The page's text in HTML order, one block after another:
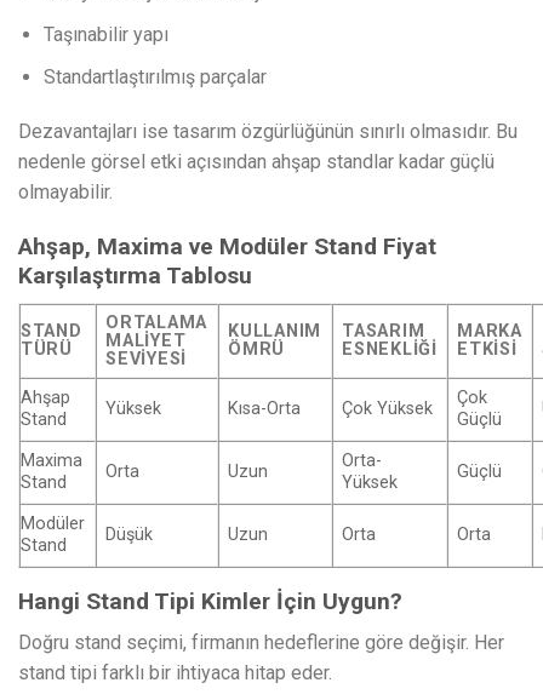
Taşınabilir yapı
Standartlaştırılmış parçalar
Dezavantajları ise tasarım özgürlüğünün sınırlı olmasıdır. Bu
nedenle görsel etki açısından ahşap standlar kadar güçlü
olmayabilir.
Ahşap, Maxima ve Modüler Stand Fiyat
Karşılaştırma Tablosu
STAND
TÜRÜ
ORTALAMA
MALIYET
SEVIYESI
KULLANIM
ÖMRÜ
TASARIM
ESNEKLIĞI
MARKA
ETKISI
Ahşap
Stand
Yüksek Kısa-Orta Çok Yüksek
Çok
Güçlü
Maxima
Stand
Orta Uzun
Orta-
Yüksek
Güçlü
Modüler
Stand
Düşük Uzun Orta Orta
Hangi Stand Tipi Kimler İçin Uygun?
Doğru stand seçimi, firmanın hedeflerine göre değişir. Her
stand tipi farklı bir ihtiyaca hitap eder.